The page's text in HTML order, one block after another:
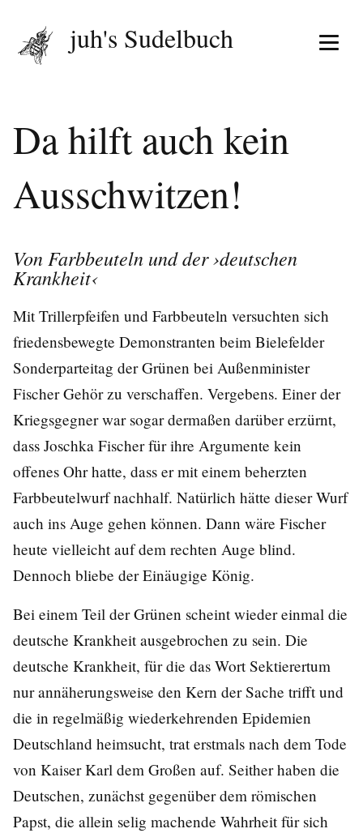
Menü
juh's Sudelbuch
Da hilft auch kein
Ausschwitzen!
Von Farbbeuteln und der ›deutschen
Krankheit‹
Mit Trillerpfeifen und Farbbeuteln versuchten sich
friedensbewegte Demonstranten beim Bielefelder
Sonderparteitag der Grünen bei Außenminister
Fischer Gehör zu verschaffen. Vergebens. Einer der
Kriegsgegner war sogar dermaßen darüber erzürnt,
dass Joschka Fischer für ihre Argumente kein
offenes Ohr hatte, dass er mit einem beherzten
Farbbeutelwurf nachhalf. Natürlich hätte dieser Wurf
auch ins Auge gehen können. Dann wäre Fischer
heute vielleicht auf dem rechten Auge blind.
Dennoch bliebe der Einäugige König.
Bei einem Teil der Grünen scheint wieder einmal die
deutsche Krankheit ausgebrochen zu sein. Die
deutsche Krankheit, für die das Wort Sektierertum
nur annäherungsweise den Kern der Sache trifft und
die in regelmäßig wiederkehrenden Epidemien
Deutschland heimsucht, trat erstmals nach dem Tode
von Kaiser Karl dem Großen auf. Seither haben die
Deutschen, zunächst gegenüber dem römischen
Papst, die allein selig machende Wahrheit für sich